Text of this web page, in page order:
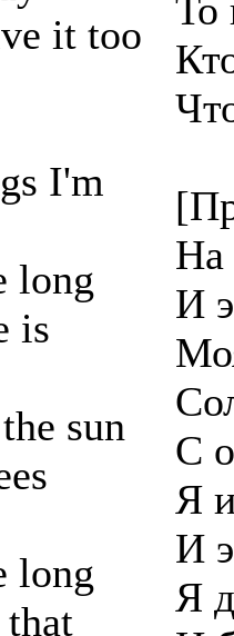
it too
I'm
long
is
sun
long
То
На
И
С
Я
И
Я